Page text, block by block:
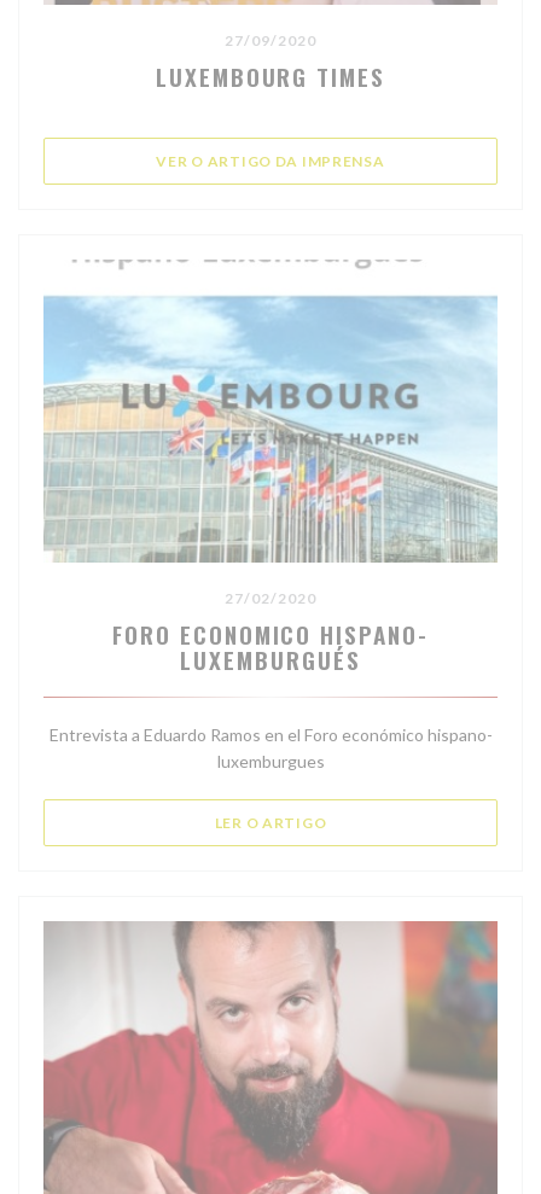
27/09/2020
LUXEMBOURG TIMES
VER O ARTIGO DA IMPRENSA
27/02/2020
FORO ECONOMICO HISPANO-
LUXEMBURGUÉS
Entrevista a Eduardo Ramos en el Foro económico hispano-
luxemburgues
LER O ARTIGO((ABRE NUMA NOVA